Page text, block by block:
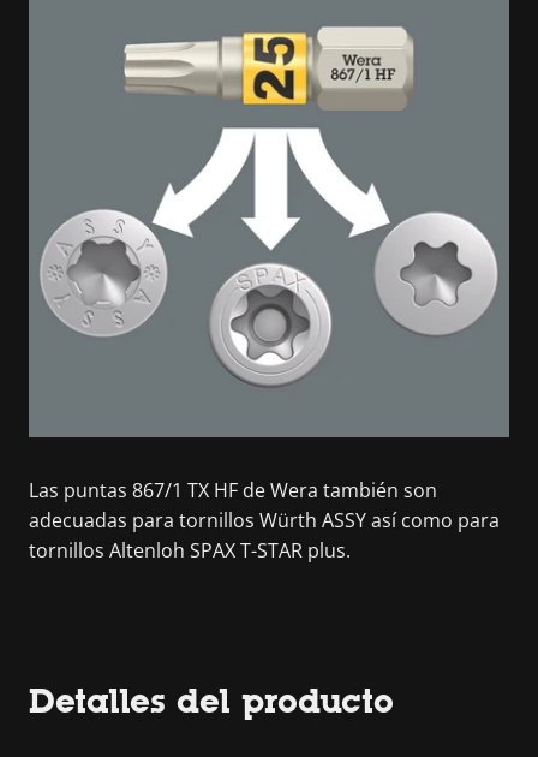
Las puntas 867/1 TX HF de Wera también son
adecuadas para tornillos Würth ASSY así como para
tornillos Altenloh SPAX T-STAR plus.
Detalles del producto